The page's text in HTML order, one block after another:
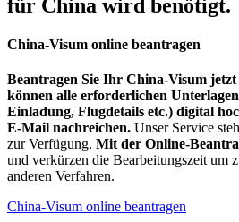
für China wird benötigt.
China-Visum online beantragen
Beantragen Sie Ihr China-Visum jetzt
können alle erforderlichen
Einladung, Flugdetails etc.) digital
E-Mail nachreichen. Unser Service
zur Verfügung. Mit der Online-
und verkürzen die Bearbeitungszeit um
anderen Verfahren.
China-Visum online beantragen